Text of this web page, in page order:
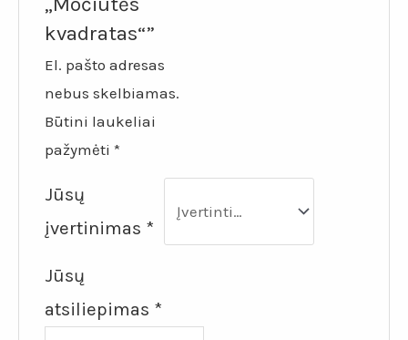
kvadratas“”
El. pašto adresas
nebus skelbiamas.
Būtini laukeliai
pažymėti*
Jūsų
įvertinimas *
Jūsų
atsiliepimas *